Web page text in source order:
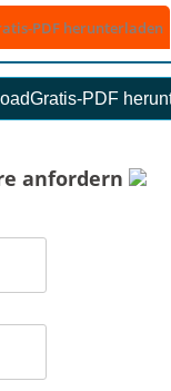
PDF herunterladen
Gratis-PDF
anfordern